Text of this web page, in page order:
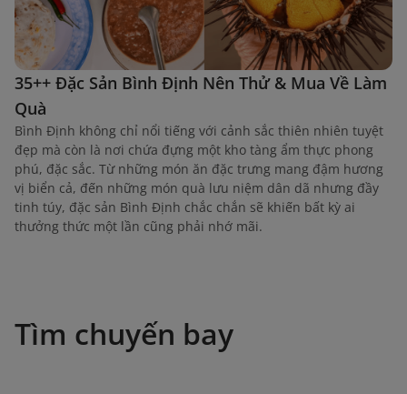
35++ Đặc Sản Bình Định Nên Thử & Mua Về Làm
Quà
Bình Định không chỉ nổi tiếng với cảnh sắc thiên nhiên tuyệt
đẹp mà còn là nơi chứa đựng một kho tàng ẩm thực phong
phú, đặc sắc. Từ những món ăn đặc trưng mang đậm hương
vị biển cả, đến những món quà lưu niệm dân dã nhưng đầy
tinh túy, đặc sản Bình Định chắc chắn sẽ khiến bất kỳ ai
thưởng thức một lần cũng phải nhớ mãi.
Tìm chuyến bay